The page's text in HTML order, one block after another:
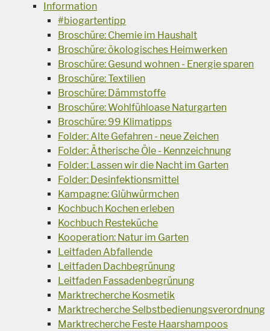
Information
#biogartentipp
Broschüre: Chemie im Haushalt
Broschüre: ökologisches Heimwerken
Broschüre: Gesund wohnen - Energie sparen
Broschüre: Textilien
Broschüre: Dämmstoffe
Broschüre: Wohlfühloase Naturgarten
Broschüre: 99 Klimatipps
Folder: Alte Gefahren - neue Zeichen
Folder: Ätherische Öle - Kennzeichnung
Folder: Lassen wir die Nacht im Garten
Folder: Desinfektionsmittel
Kampagne: Glühwürmchen
Kochbuch Kochen erleben
Kochbuch Resteküche
Kooperation: Natur im Garten
Leitfaden Abfallende
Leitfaden Dachbegrünung
Leitfaden Fassadenbegrünung
Marktrecherche Kosmetik
Marktrecherche Selbstbedienungsverordnung
Marktrecherche Feste Haarshampoos